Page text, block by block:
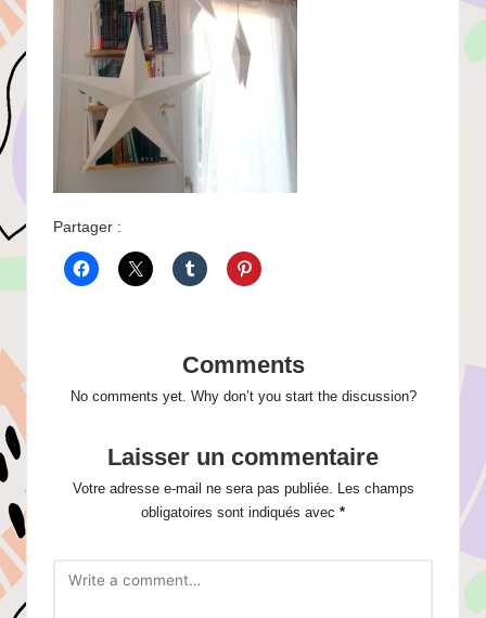
Partager :
Comments
No comments yet. Why don’t you start the discussion?
Laisser un commentaire
Votre adresse e-mail ne sera pas publiée.
Les champs
obligatoires sont indiqués avec *